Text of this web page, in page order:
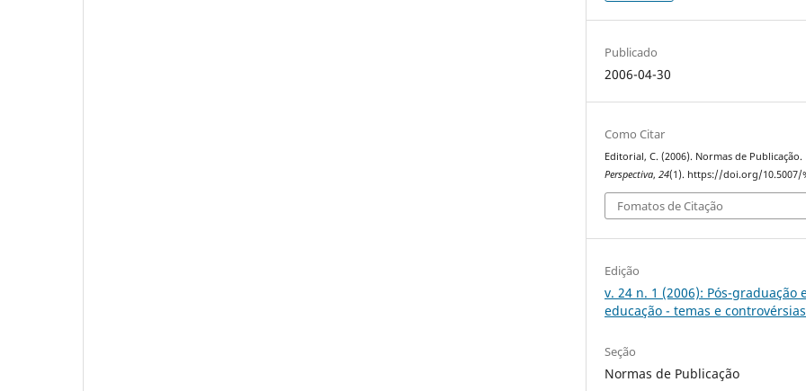
Publicado
2006-04-30
Como Citar
Editorial, C. (2006). Normas de Publicação.
Perspectiva,24(1). https://doi.org/10.5007/
Fomatos de Citação
Edição
v. 24 n. 1 (2006): Pós-graduação
educação - temas e controvérsias
Seção
Normas de Publicação